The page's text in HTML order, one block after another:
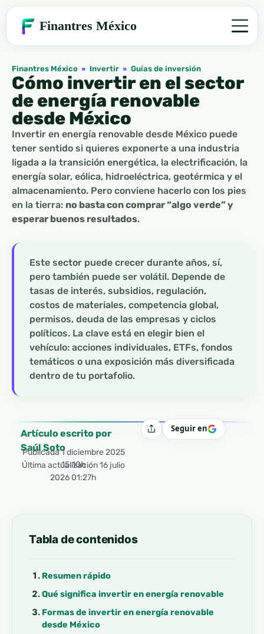
Finantres México
Finantres México » Invertir » Guías de inversión
Cómo invertir en el sector
de energía renovable
desde México
Invertir en energía renovable desde México puede
tener sentido si quieres exponerte a una industria
ligada a la transición energética, la electrificación, la
energía solar, eólica, hidroeléctrica, geotérmica y el
almacenamiento. Pero conviene hacerlo con los pies
en la tierra: no basta con comprar “algo verde” y
esperar buenos resultados.
Este sector puede crecer durante años, sí,
pero también puede ser volátil. Depende de
tasas de interés, subsidios, regulación,
costos de materiales, competencia global,
permisos, deuda de las empresas y ciclos
políticos. La clave está en elegir bien el
vehículo: acciones individuales, ETFs, fondos
temáticos o una exposición más diversificada
dentro de tu portafolio.
Artículo escrito por
Saúl Soto
Publicada1 diciembre 2025
15:10h
Última actualización 16 julio
2026 01:27h
CompartirSeguir en
Tabla de contenidos
Resumen rápido
Qué significa invertir en energía renovable
Formas de invertir en energía renovable
desde México